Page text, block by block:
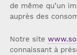
de même qu’un
auprès des
Notre site
connaissant à